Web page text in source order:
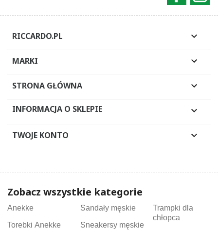
RICCARDO.PL 
MARKI 
STRONA GŁÓWNA 
INFORMACJA O SKLEPIE 
TWOJE KONTO 
Zobacz wszystkie kategorie
Anekke
Torebki Anekke
Sandały męskie
Sneakersy męskie
Trampki dla
chłopca